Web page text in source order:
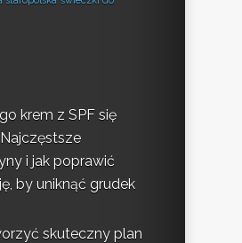
krem z SPF się
i jak poprawić
by uniknąć grudek
skuteczny plan